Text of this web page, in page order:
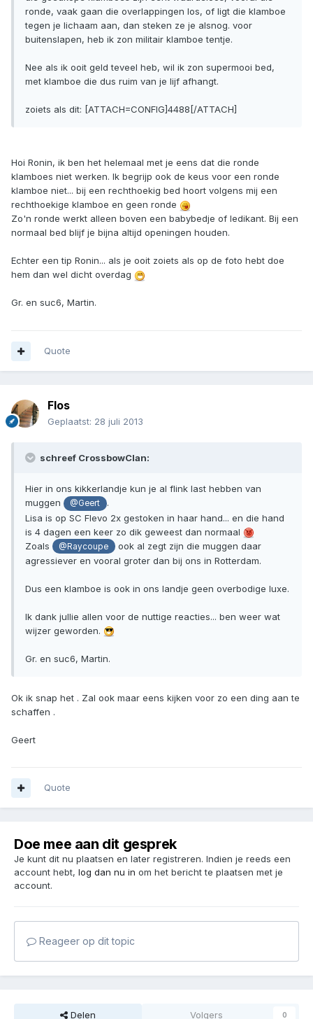
ronde, vaak gaan die overlappingen los, of ligt die klamboe
tegen je lichaam aan, dan steken ze je alsnog. voor
buitenslapen, heb ik zon militair klamboe tentje.
Nee als ik ooit geld teveel heb, wil ik zon supermooi bed,
met klamboe die dus ruim van je lijf afhangt.
zoiets als dit: [ATTACH=CONFIG]4488[/ATTACH]
Hoi Ronin, ik ben het helemaal met je eens dat die ronde
klamboes niet werken. Ik begrijp ook de keus voor een ronde
klamboe niet... bij een rechthoekig bed hoort volgens mij een
rechthoekige klamboe en geen ronde
Zo'n ronde werkt alleen boven een babybedje of ledikant. Bij een
normaal bed blijf je bijna altijd openingen houden.
Echter een tip Ronin... als je ooit zoiets als op de foto hebt doe
hem dan wel dicht overdag
Gr. en suc6, Martin.
Quote
Flos
Geplaatst: 28 juli 2013
schreef CrossbowClan:
Hier in ons kikkerlandje kun je al flink last hebben van
muggen
@Geert
.
Lisa is op SC Flevo 2x gestoken in haar hand... en die hand
is 4 dagen een keer zo dik geweest dan normaal
Zoals
@Raycoupe
ook al zegt zijn die muggen daar
agressiever en vooral groter dan bij ons in Rotterdam.
Dus een klamboe is ook in ons landje geen overbodige luxe.
Ik dank jullie allen voor de nuttige reacties... ben weer wat
wijzer geworden.
Gr. en suc6, Martin.
Ok ik snap het . Zal ook maar eens kijken voor zo een ding aan te
schaffen .
Geert
Quote
Doe mee aan dit gesprek
Je kunt dit nu plaatsen en later registreren. Indien je reeds een
account hebt, log dan nu in om het bericht te plaatsen met je
account.
Reageer op dit topic
Delen Volgers 0